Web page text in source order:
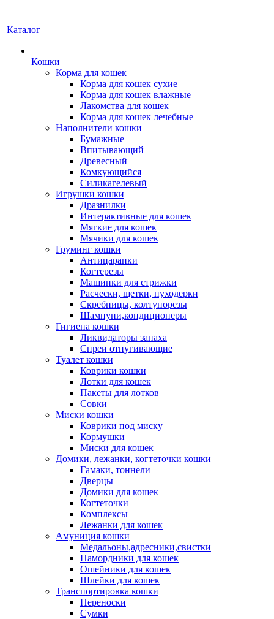
Каталог
Кошки
Корма для кошек
Корма для кошек сухие
Корма для кошек влажные
Лакомства для кошек
Корма для кошек лечебные
Наполнители кошки
Бумажные
Впитывающий
Древесный
Комкующийся
Силикагелевый
Игрушки кошки
Дразнилки
Интерактивные для кошек
Мягкие для кошек
Мячики для кошек
Груминг кошки
Антицарапки
Когтерезы
Машинки для стрижки
Расчески, щетки, пуходерки
Скребницы, колтунорезы
Шампуни,кондиционеры
Гигиена кошки
Ликвидаторы запаха
Спреи отпугивающие
Туалет кошки
Коврики кошки
Лотки для кошек
Пакеты для лотков
Совки
Миски кошки
Коврики под миску
Кормушки
Миски для кошек
Домики, лежанки, когтеточки кошки
Гамаки, тоннели
Дверцы
Домики для кошек
Когтеточки
Комплексы
Лежанки для кошек
Амуниция кошки
Медальоны,адресники,свистки
Намордники для кошек
Ошейники для кошек
Шлейки для кошек
Транспортировка кошки
Переноски
Сумки